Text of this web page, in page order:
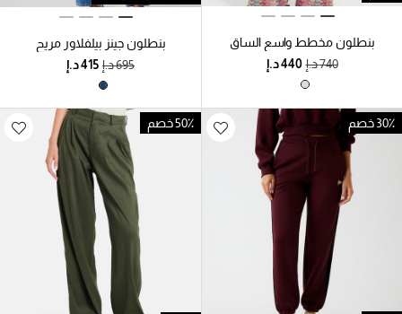
بنطلون مخطط واسع الساق
⁦740⁩ د.إ
⁦440⁩ د.إ
بنطلون جينز بيلفلاور مريح
30٪ خصم 50٪ خصم